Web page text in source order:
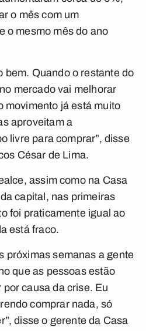
o mês com um
o mesmo mês do ano
bem. Quando o restante do
mercado vai melhorar
movimento já está muito
aproveitam a
livre para comprar”, disse
César de Lima.
assim como na Casa
capital, nas primeiras
foi praticamente igual ao
está fraco.
próximas semanas a gente
que as pessoas estão
causa da crise. Eu
comprar nada, só
disse o gerente da Casa